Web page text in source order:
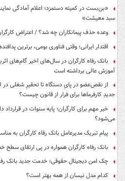
«بن‌بست در کمیته دستمزد؛ اعلام آمادگی
سبد معیشت»
وعده حذف پیمانکاران چه شد؟ / اعتراض
اقتدار ایرانی؛ وقتی فناوری بومی، برترین
بانک رفاه کارگران در سال‌های اخیر گام‌های
آموزش عالی برداشته است
از نقص‌عضو در پایِ دستگاه تا تحقیرِ شغلی
جدیدِ کارفرماها برای فرار از قانون چیست؟
خبر مهم برای کارگران؛ پایه سنوات در
می‌شود؟
پیام تبریک مدیرعامل بانک رفاه کارگران به
بانک رفاه کارگران همواره در پی ارتقای
چک امن دیجیتال حقوقی؛ خدمت جدید بانک
کدام مدل نیسان از همه بهتر است؟